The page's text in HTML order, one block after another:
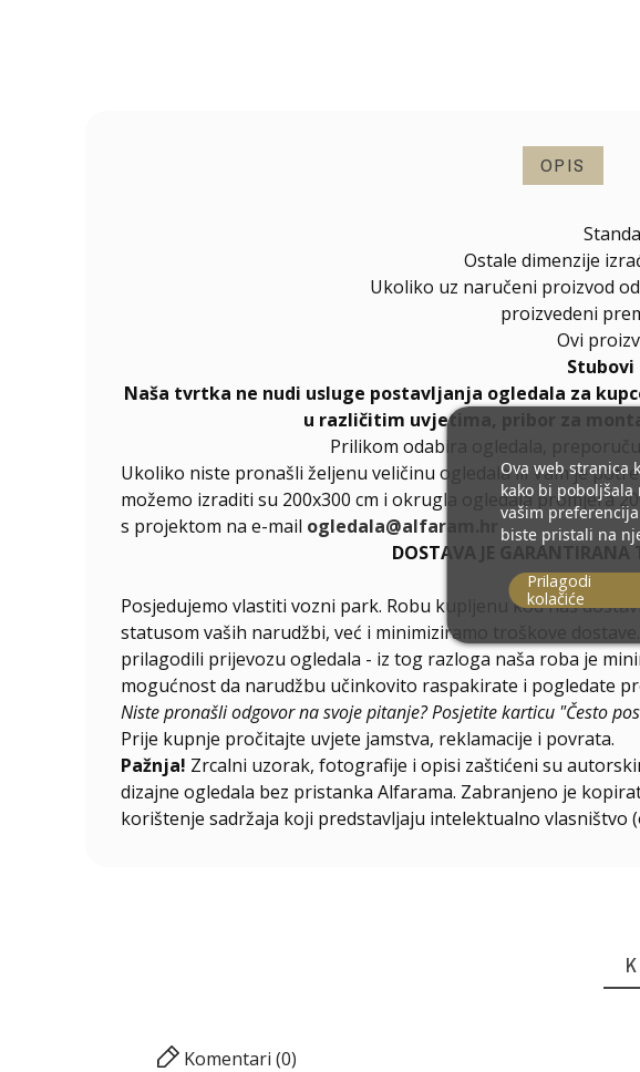
OPIS
Ostale dimenzije
Ukoliko uz naručeni proizvod
proizvedeni
Ovi
Stubovi
Naša tvrtka ne nudi usluge postavljanja ogledala za
u različitim uvjetima, pribor za
Prilikom odabira ogledala,
Ukoliko niste pronašli željenu veličinu ogledala ili Vam je
možemo izraditi su 200x300 cm i okrugla ogledala promjera
s projektom na e-mail ogledala@alfaram.hr
DOSTAVA JE GARANTIRANA
Posjedujemo vlastiti vozni park. Robu kupljenu kod nas
statusom vaših narudžbi, već i minimiziramo troškove
prilagodili prijevozu ogledala - iz tog razloga naša roba je
mogućnost da narudžbu učinkovito raspakirate i pogledate
Niste pronašli odgovor na svoje pitanje? Posjetite karticu "Često
Prije kupnje pročitajte uvjete jamstva, reklamacije i povrata.
Pažnja! Zrcalni uzorak, fotografije i opisi zaštićeni su
dizajne ogledala bez pristanka Alfarama. Zabranjeno je
korištenje sadržaja koji predstavljaju intelektualno vlasništvo
Komentari (0)
Ova web stranica
kako bi poboljšala
vašim
biste pristali na
Prilagodi
kolačiće